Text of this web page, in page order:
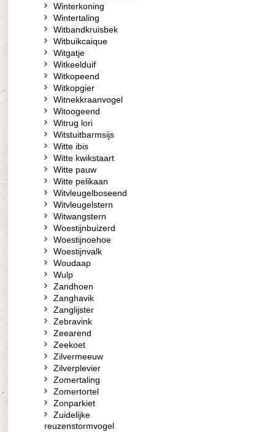
Winterkoning
Wintertaling
Witbandkruisbek
Witbuikcaique
Witgatje
Witkeelduif
Witkopeend
Witkopgier
Witnekkraanvogel
Witoogeend
Witrug lori
Witstuitbarmsijs
Witte ibis
Witte kwikstaart
Witte pauw
Witte pelikaan
Witvleugelboseend
Witvleugelstern
Witwangstern
Woestijnbuizerd
Woestijnoehoe
Woestijnvalk
Woudaap
Wulp
Zandhoen
Zanghavik
Zanglijster
Zebravink
Zeearend
Zeekoet
Zilvermeeuw
Zilverplevier
Zomertaling
Zomertortel
Zonparkiet
Zuidelijke
reuzenstormvogel